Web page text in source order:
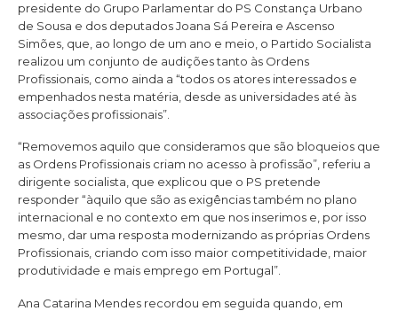
presidente do Grupo Parlamentar do PS Constança Urbano
de Sousa e dos deputados Joana Sá Pereira e Ascenso
Simões, que, ao longo de um ano e meio, o Partido Socialista
realizou um conjunto de audições tanto às Ordens
Profissionais, como ainda a “todos os atores interessados e
empenhados nesta matéria, desde as universidades até às
associações profissionais”.
“Removemos aquilo que consideramos que são bloqueios que
as Ordens Profissionais criam no acesso à profissão”, referiu a
dirigente socialista, que explicou que o PS pretende
responder “àquilo que são as exigências também no plano
internacional e no contexto em que nos inserimos e, por isso
mesmo, dar uma resposta modernizando as próprias Ordens
Profissionais, criando com isso maior competitividade, maior
produtividade e mais emprego em Portugal”.
Ana Catarina Mendes recordou em seguida quando, em